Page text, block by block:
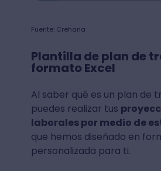
Fuente: Crehana
Plantilla de plan de
formato Excel
Al saber qué es un plan de
puedes realizar tus
laborales por medio de
que hemos diseñado en
personalizada para ti.